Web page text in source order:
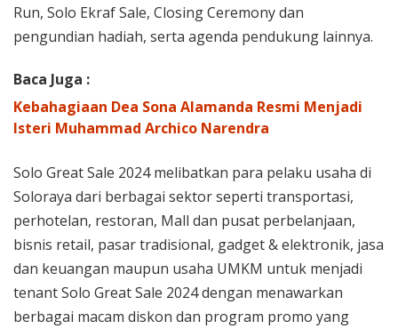
Run, Solo Ekraf Sale, Closing Ceremony dan
pengundian hadiah, serta agenda pendukung lainnya.
Baca Juga :
Kebahagiaan Dea Sona Alamanda Resmi Menjadi
Isteri Muhammad Archico Narendra
Solo Great Sale 2024 melibatkan para pelaku usaha di
Soloraya dari berbagai sektor seperti transportasi,
perhotelan, restoran, Mall dan pusat perbelanjaan,
bisnis retail, pasar tradisional, gadget & elektronik, jasa
dan keuangan maupun usaha UMKM untuk menjadi
tenant Solo Great Sale 2024 dengan menawarkan
berbagai macam diskon dan program promo yang